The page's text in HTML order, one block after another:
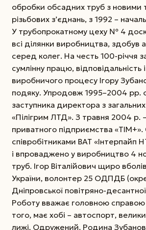
обробки обсадних труб з новими
різьбових з’єднань, з 1992 –
У трубопрокатному цеху № 4
всі ділянки виробництва, здобув
серед колег. На честь 100-річчя
сумлінну працю, відповідальність
виробничого процесу Ігору
подяку. Упродовж 1995–2004 рр.
заступника директора з
«Пілі­грим ЛТД». З травня 2004 р.
приватного підприємства «ТІМ+».
співробітниками ВАТ «Інтерпайп
і впроваджено у виробництво 4
труб. Ігор Віталійович щиро
України, волонтер 25 ОДПДБ
Дніпровської повітряно-
Роботу вважає головною справою
того, має хобі – автоспорт,
лижі. Одружений. Родина